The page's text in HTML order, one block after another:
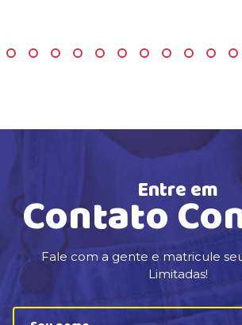
Entre em
Contato
Fale com a gente e matricule
Limitadas!